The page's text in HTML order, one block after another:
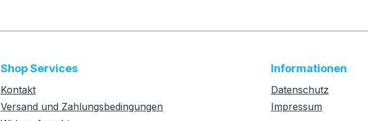
Shop Services
Kontakt
Versand und Zahlungsbedingungen
Informationen
Datenschutz
Impressum